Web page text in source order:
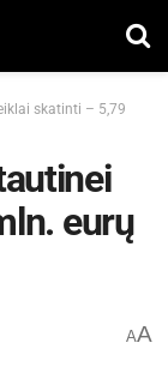
skatinti – 5,79
eurų
AA